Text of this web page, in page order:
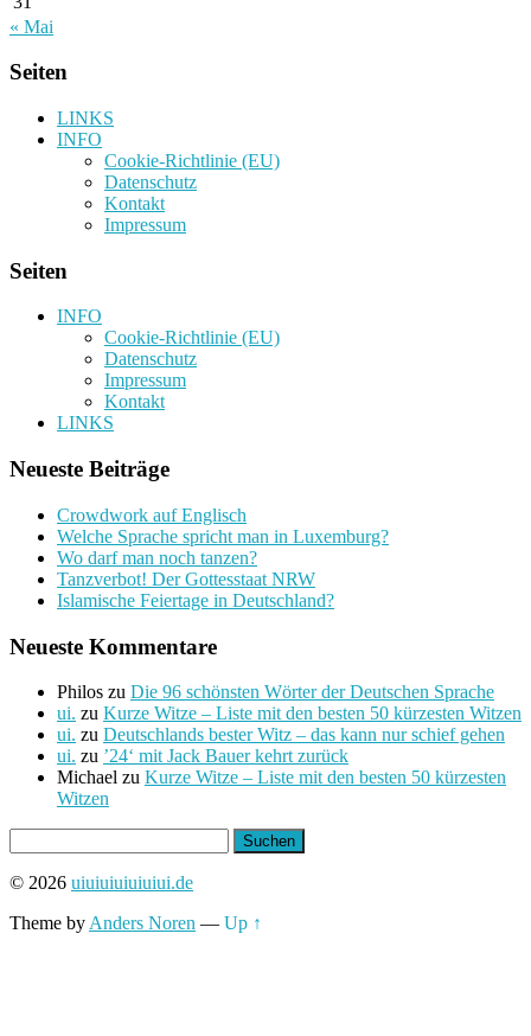
« Mai
Seiten
LINKS
INFO
Cookie-Richtlinie (EU)
Datenschutz
Kontakt
Impressum
Seiten
INFO
Cookie-Richtlinie (EU)
Datenschutz
Impressum
Kontakt
LINKS
Neueste Beiträge
Crowdwork auf Englisch
Welche Sprache spricht man in Luxemburg?
Wo darf man noch tanzen?
Tanzverbot! Der Gottesstaat NRW
Islamische Feiertage in Deutschland?
Neueste Kommentare
Philos zu Die 96 schönsten Wörter der Deutschen Sprache
ui. zu Kurze Witze – Liste mit den besten 50 kürzesten Witzen
ui. zu Deutschlands bester Witz – das kann nur schief gehen
ui. zu ’24‘ mit Jack Bauer kehrt zurück
Michael zu Kurze Witze – Liste mit den besten 50 kürzesten
Witzen
nach:
© 2026 uiuiuiuiuiuiui.de
Theme by Anders Noren — Up ↑